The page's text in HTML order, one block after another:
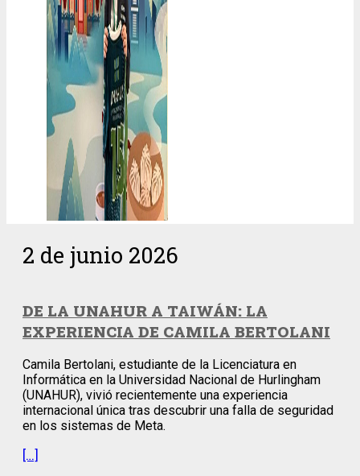
2 de junio 2026
DE LA UNAHUR A TAIWÁN: LA
EXPERIENCIA DE CAMILA BERTOLANI
Camila Bertolani, estudiante de la Licenciatura en
Informática en la Universidad Nacional de Hurlingham
(UNAHUR), vivió recientemente una experiencia
internacional única tras descubrir una falla de seguridad
en los sistemas de Meta.
[…]